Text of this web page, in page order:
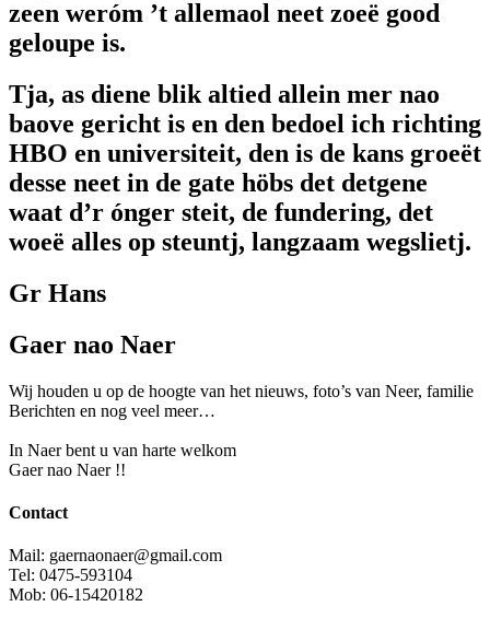
zeen weróm ’t allemaol neet zoeë good
geloupe is.
Tja, as diene blik altied allein mer nao
baove gericht is en den bedoel ich richting
HBO en universiteit, den is de kans groeët
desse neet in de gate höbs det detgene
waat d’r ónger steit, de fundering, det
woeë alles op steuntj, langzaam wegslietj.
Gr Hans
Gaer nao Naer
Wij houden u op de hoogte van het nieuws, foto’s van Neer, familie
Berichten en nog veel meer…
In Naer bent u van harte welkom
Gaer nao Naer !!
Contact
Mail: gaernaonaer@gmail.com
Tel: 0475-593104
Mob: 06-15420182